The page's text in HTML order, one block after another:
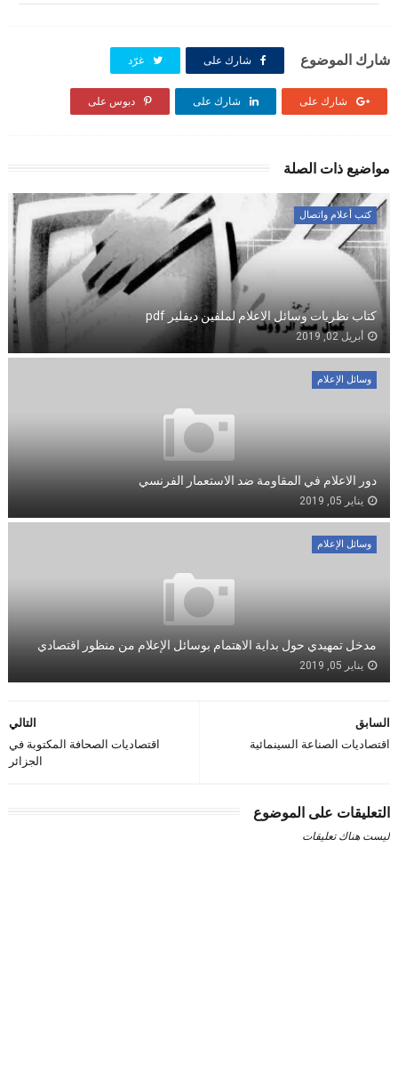
شارك الموضوع شارك على غرّد
شارك على شارك على دبوس على
مواضيع ذات الصلة
كتب أعلام واتصال
كتاب نظريات وسائل الاعلام لملفين ديفلير pdf
أبريل 02, 2019
وسائل الإعلام
دور الاعلام في المقاومة ضد الاستعمار الفرنسي
يناير 05, 2019
وسائل الإعلام
مدخل تمهيدي حول بداية الاهتمام بوسائل الإعلام من منظور اقتصادي
يناير 05, 2019
التالي
اقتصاديات الصحافة المكتوبة في
الجزائر
السابق
اقتصاديات الصناعة السينمائية
التعليقات على الموضوع
ليست هناك تعليقات